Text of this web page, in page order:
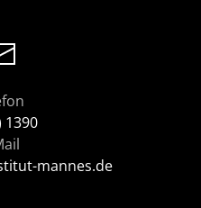
1390
mannes.de